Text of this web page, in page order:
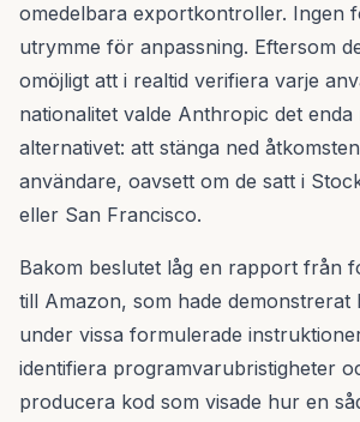
omedelbara exportkontroller. Ingen
utrymme för anpassning. Eftersom
omöjligt att i realtid verifiera varje
nationalitet valde Anthropic det enda
alternativet: att stänga ned
användare, oavsett om de satt i
eller San Francisco.
Bakom beslutet låg en rapport från
till Amazon, som hade demonstrerat
under vissa formulerade
identifiera programvarubristigheter
producera kod som visade hur en